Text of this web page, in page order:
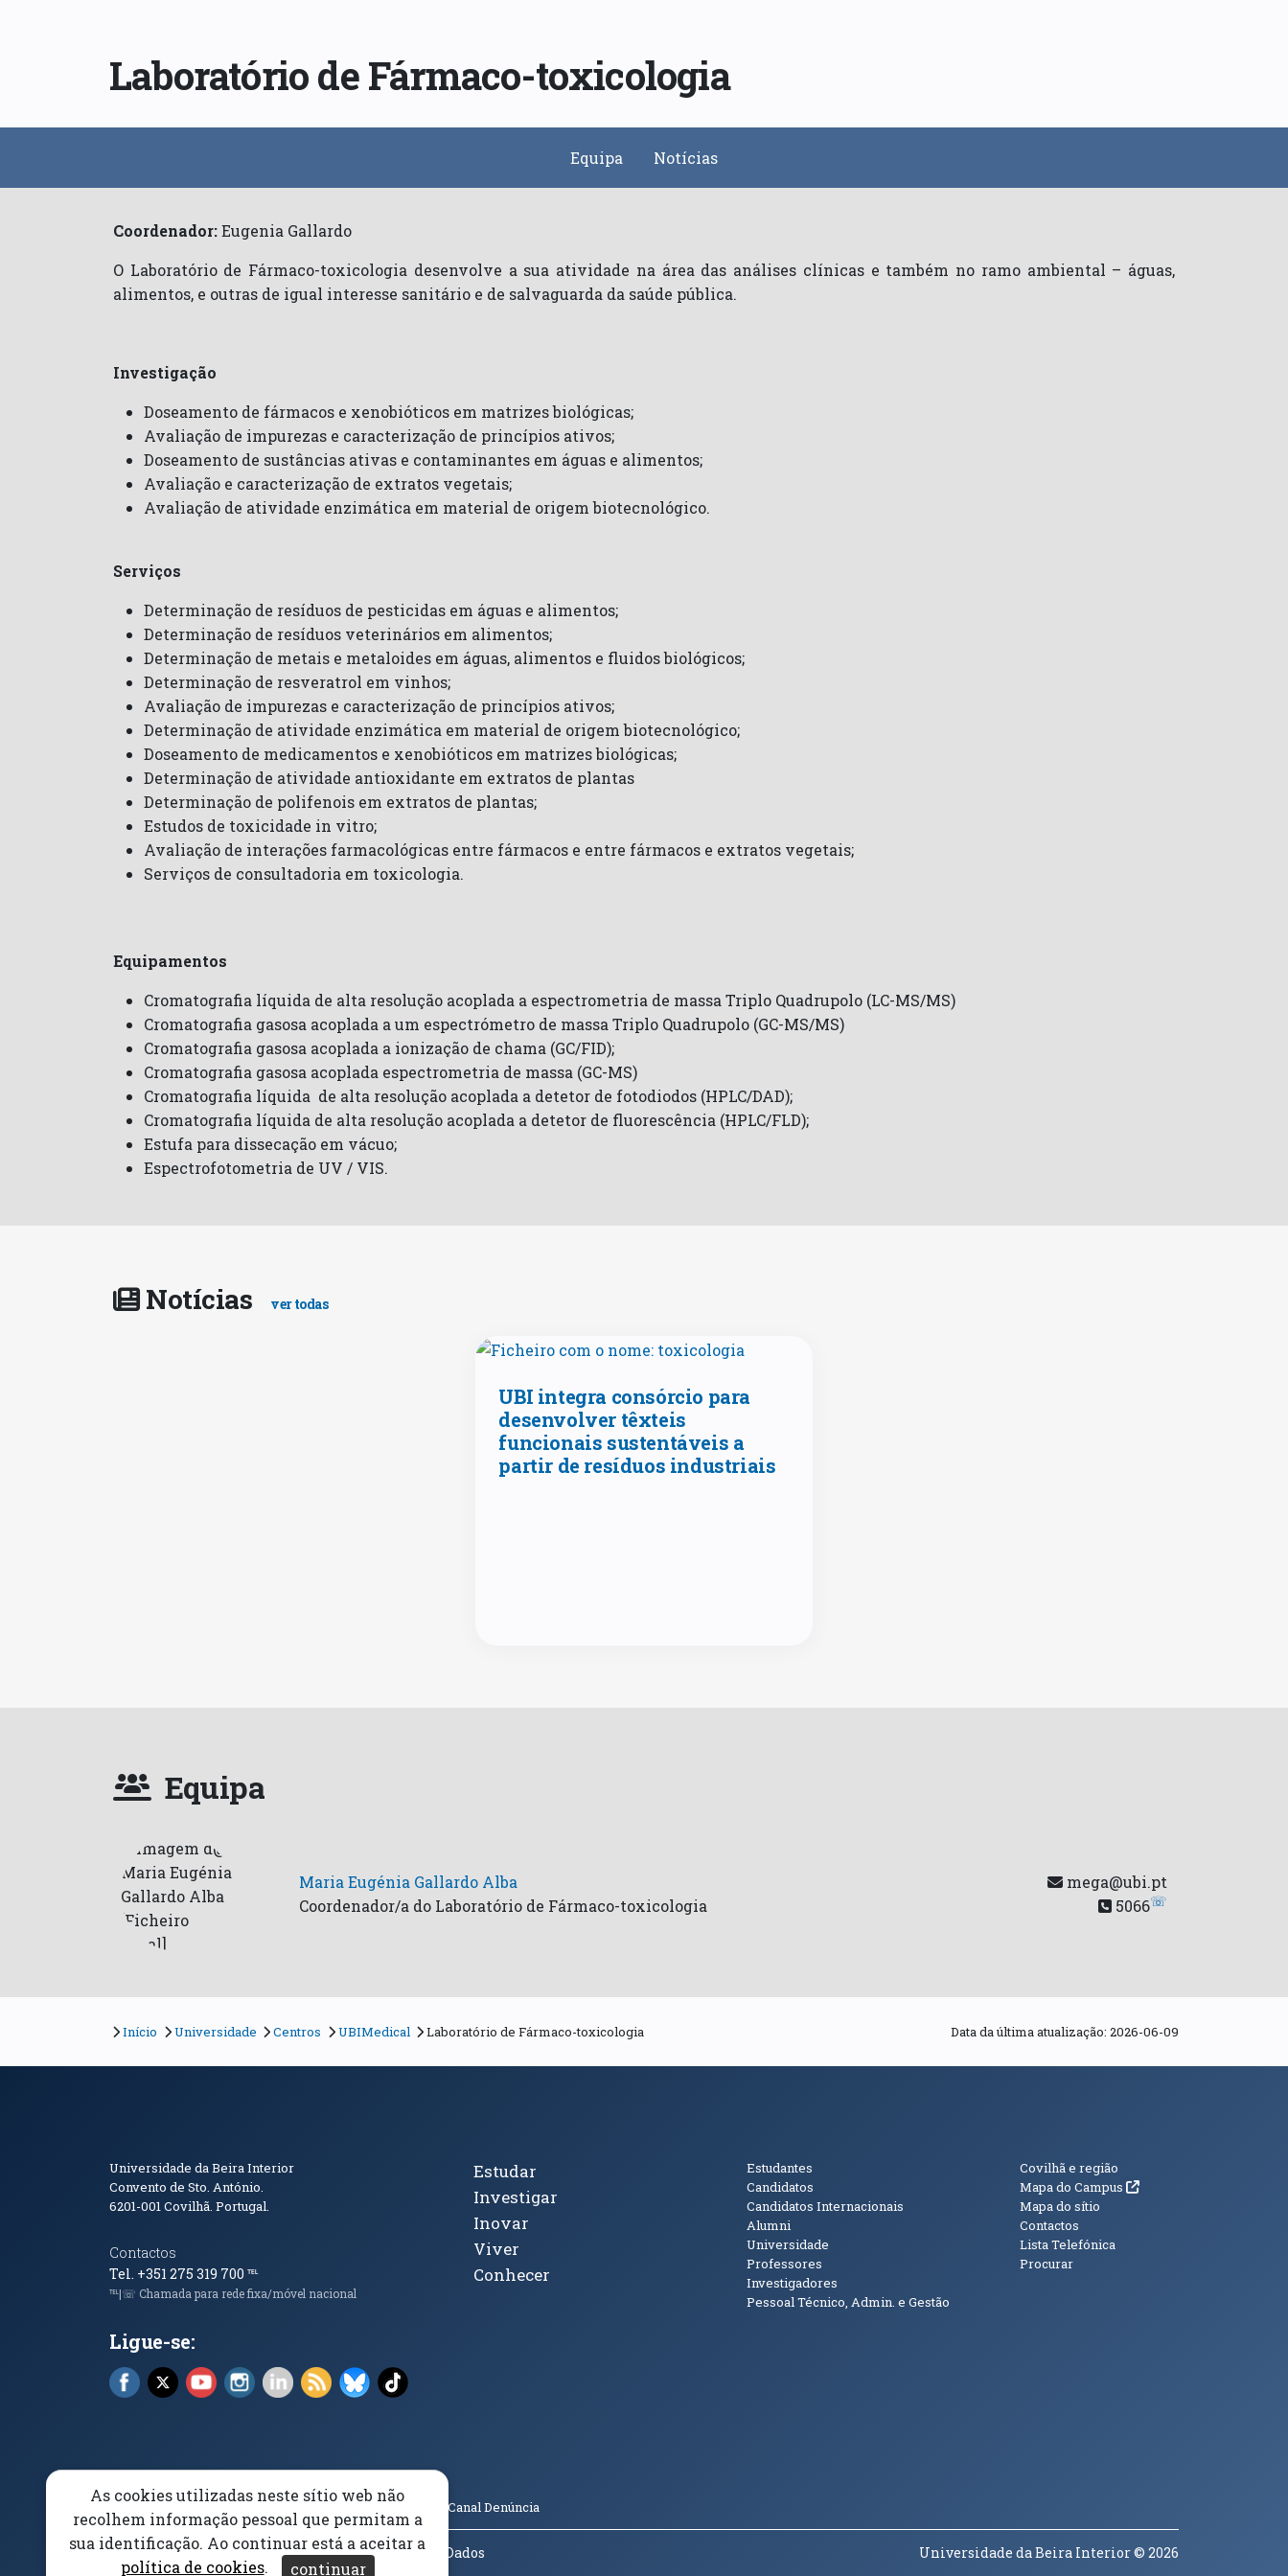
Laboratório de Fármaco-toxicologia
Equipa Notícias
Coordenador:Eugenia Gallardo
O Laboratório de Fármaco-toxicologia desenvolve a sua atividade na área das análises clínicas e também no ramo ambiental – águas,
alimentos, e outras de igual interesse sanitário e de salvaguarda da saúde pública.
Investigação
Doseamento de fármacos e xenobióticos em matrizes biológicas;
Avaliação de impurezas e caracterização de princípios ativos;
Doseamento de sustâncias ativas e contaminantes em águas e alimentos;
Avaliação e caracterização de extratos vegetais;
Avaliação de atividade enzimática em material de origem biotecnológico.
Serviços
Determinação de resíduos de pesticidas em águas e alimentos;
Determinação de resíduos veterinários em alimentos;
Determinação de metais e metaloides em águas, alimentos e fluidos biológicos;
Determinação de resveratrol em vinhos;
Avaliação de impurezas e caracterização de princípios ativos;
Determinação de atividade enzimática em material de origem biotecnológico;
Doseamento de medicamentos e xenobióticos em matrizes biológicas;
Determinação de atividade antioxidante em extratos de plantas
Determinação de polifenois em extratos de plantas;
Estudos de toxicidade in vitro;
Avaliação de interações farmacológicas entre fármacos e entre fármacos e extratos vegetais;
Serviços de consultadoria em toxicologia.
Equipamentos
Cromatografia líquida de alta resolução acoplada a espectrometria de massa Triplo Quadrupolo (LC-MS/MS)
Cromatografia gasosa acoplada a um espectrómetro de massa Triplo Quadrupolo (GC-MS/MS)
Cromatografia gasosa acoplada a ionização de chama (GC/FID);
Cromatografia gasosa acoplada espectrometria de massa (GC-MS)
Cromatografia líquida de alta resolução acoplada a detetor de fotodiodos (HPLC/DAD);
Cromatografia líquida de alta resolução acoplada a detetor de fluorescência (HPLC/FLD);
Estufa para dissecação em vácuo;
Espectrofotometria de UV / VIS.
Notícias ver todas
UBI integra consórcio para
desenvolver têxteis
funcionais sustentáveis a
partir de resíduos industriais
Equipa
Maria Eugénia Gallardo Alba
Coordenador/a do Laboratório de Fármaco-toxicologia
mega@ubi.pt
5066☏
Início Universidade Centros UBIMedical Laboratório de Fármaco-toxicologia Data da última atualização: 2026-06-09
Informações de Contacto
Universidade da Beira Interior
Convento de Sto. António.
6201-001Covilhã. Portugal.
Contactos
Tel. +351 275 319 700 ℡
℡|☏ Chamada para rede fixa/móvel nacional
Ligue-se:
Facebook (abre em nova janela)
X (abre em nova janela)
YouTube (abre em nova janela)
Instagram (abre em nova janela)
LinkedIn (abre em nova janela)
RSS (abre em nova janela)
Bluesky (abre em nova janela)
TikTok (abre em nova janela)
Tópicos Principais
Estudar
Investigar
Inovar
Viver
Conhecer
Públicos
Estudantes
Candidatos
Candidatos Internacionais
Alumni
Universidade
Professores
Investigadores
Pessoal Técnico, Admin. e Gestão
Informações
Covilhã e região
Mapa do Campus (abre em nova janela)
Mapa do sítio
Contactos
Lista Telefónica
Procurar
Elogios, Sugestões e Reclamações Livro Amarelo (abre em nova janela)
Canal Denúncia
Acessibilidade Aviso/Privacidade Proteção de Dados Universidade da Beira Interior© 2026
As cookies utilizadas neste sítio web não
recolhem informação pessoal que permitam a
sua identificação. Ao continuar está a aceitar a
política de cookies. continuar